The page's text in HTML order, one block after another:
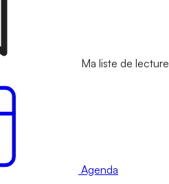
Ma liste de lecture
Agenda